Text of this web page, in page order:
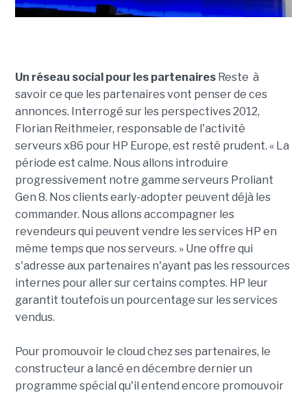
Un réseau social pour les partenairesReste à
savoir ce que les partenaires vont penser de ces
annonces. Interrogé sur les perspectives 2012,
Florian Reithmeier, responsable de l'activité
serveurs x86 pour HP Europe, est resté prudent. « La
période est calme. Nous allons introduire
progressivement notre gamme serveurs Proliant
Gen 8. Nos clients early-adopter peuvent déjà les
commander. Nous allons accompagner les
revendeurs qui peuvent vendre les services HP en
même temps que nos serveurs. » Une offre qui
s'adresse aux partenaires n'ayant pas les ressources
internes pour aller sur certains comptes. HP leur
garantit toutefois un pourcentage sur les services
vendus.
Pour promouvoir le cloud chez ses partenaires, le
constructeur a lancé en décembre dernier un
programme spécial qu'il entend encore promouvoir